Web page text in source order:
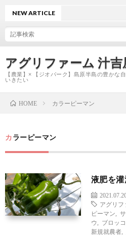
アグリファーム 汁吉
【農業】× 【ジオパーク】島原半島の豊かな
いきたい
NEW ARTICLE
HOME カラーピーマン
カラーピーマン
液肥を灌
アグリフ
ピーマン
ウ
ブロッ
新規就農者,